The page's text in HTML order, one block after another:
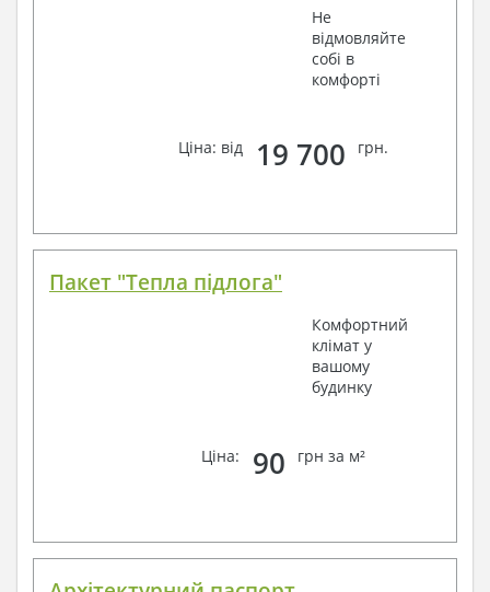
Не
відмовляйте
собі в
комфорті
Ціна: від 19 700 грн.
Пакет "Тепла підлога"
Комфортний
клімат у
вашому
будинку
Ціна: 90 грн за м²